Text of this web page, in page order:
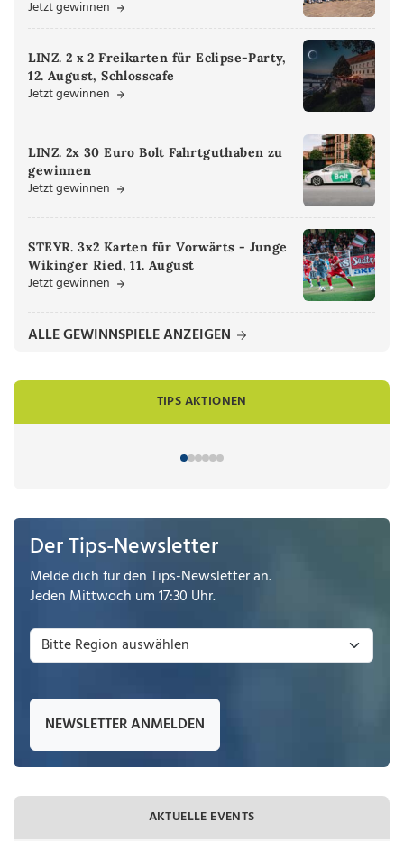
Jetzt gewinnen
LINZ. 2 x 2 Freikarten für Eclipse-Party,
12. August, Schlosscafe
Jetzt gewinnen
LINZ. 2x 30 Euro Bolt Fahrtguthaben zu
gewinnen
Jetzt gewinnen
STEYR. 3x2 Karten für Vorwärts - Junge
Wikinger Ried, 11. August
Jetzt gewinnen
ALLE GEWINNSPIELE ANZEIGEN
TIPS AKTIONEN
Der Tips-Newsletter
Melde dich für den Tips-Newsletter an.
Jeden Mittwoch um 17:30 Uhr.
NEWSLETTER ANMELDEN
AKTUELLE EVENTS